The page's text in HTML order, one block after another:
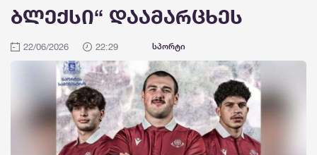
ბლექსი“ დაამარცხეს
22/06/2026 22:29 სპორტი